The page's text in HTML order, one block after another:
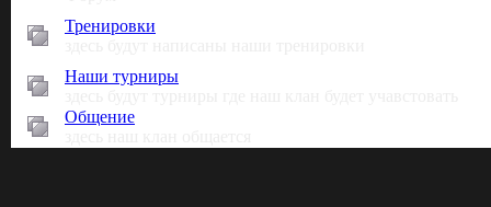
Тренировки
Наши турниры
Общение